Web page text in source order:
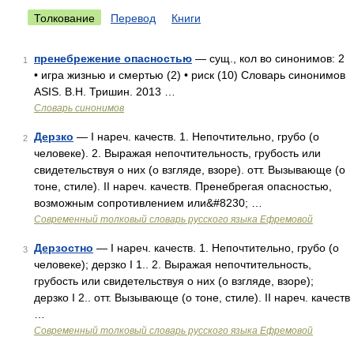
Толкование Перевод Книги
1 пренебрежение опасностью — сущ., кол во синонимов: 2
• игра жизнью и смертью (2) • риск (10) Словарь синонимов
ASIS. В.Н. Тришин. 2013 …
Словарь синонимов
2 Дерзко — I нареч. качеств. 1. Непочтительно, грубо (о
человеке). 2. Выражая непочтительность, грубость или
свидетельствуя о них (о взгляде, взоре). отт. Вызывающе (о
тоне, стиле). II нареч. качеств. Пренебрегая опасностью,
возможным сопротивлением или&#8230; …
Современный толковый словарь русского языка Ефремовой
3 Дерзостно — I нареч. качеств. 1. Непочтительно, грубо (о
человеке); дерзко I 1.. 2. Выражая непочтительность,
грубость или свидетельствуя о них (о взгляде, взоре);
дерзко I 2.. отт. Вызывающе (о тоне, стиле). II нареч. качеств
Современный толковый словарь русского языка Ефремовой